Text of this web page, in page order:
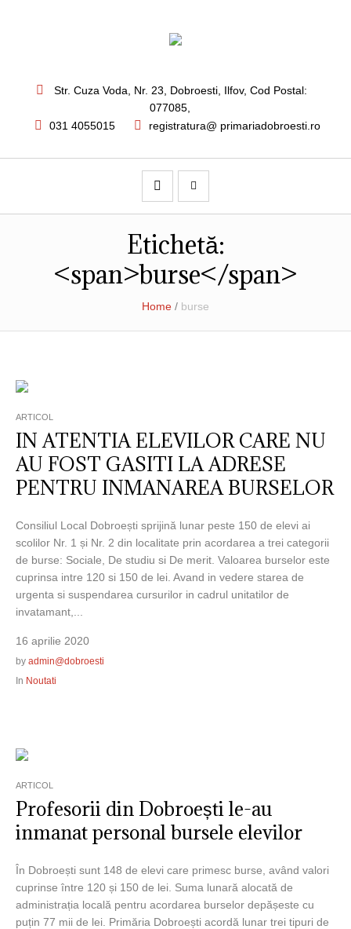
Str. Cuza Voda, Nr. 23 Dobroesti, Ilfov, Cod Postal:
077085,
031 4055015
registratura@ primariadobroesti.ro
Etichetă:
<span>burse</span>
Home / burse
ARTICOL
IN ATENTIA ELEVILOR CARE NU
AU FOST GASITI LA ADRESE
PENTRU INMANAREA BURSELOR
Consiliul Local Dobroești sprijină lunar peste 150 de elevi ai
scolilor Nr. 1 și Nr. 2 din localitate prin acordarea a trei categorii
de burse: Sociale, De studiu si De merit. Valoarea burselor este
cuprinsa intre 120 si 150 de lei. Avand in vedere starea de
urgenta si suspendarea cursurilor in cadrul unitatilor de
invatamant,...
16 aprilie 2020
by admin@dobroesti
In Noutati
ARTICOL
Profesorii din Dobroești le-au
inmanat personal bursele elevilor
În Dobroești sunt 148 de elevi care primesc burse, având valori
cuprinse între 120 și 150 de lei. Suma lunară alocată de
administrația locală pentru acordarea burselor depășeste cu
puțin 77 mii de lei. Primăria Dobroești acordă lunar trei tipuri de